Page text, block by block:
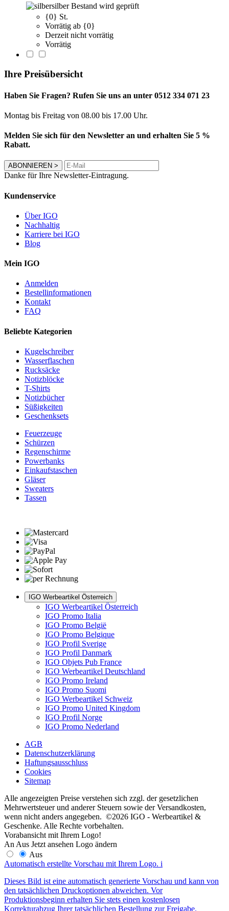
silber Bestand wird geprüft
{0} St.
Vorrätig ab {0}
Derzeit nicht vorrätig
Vorrätig
Ihre Preisübersicht
Haben Sie Fragen? Rufen Sie uns an unter 0512 334 071 23
Montag bis Freitag von 08.00 bis 17.00 Uhr.
Melden Sie sich für den Newsletter an und erhalten Sie 5 %
Rabatt.
ABONNIEREN >
Danke für Ihre Newsletter-Eintragung.
Kundenservice
Über IGO
Nachhaltig
Karriere bei IGO
Blog
Mein IGO
Anmelden
Bestellinformationen
Kontakt
FAQ
Beliebte Kategorien
Kugelschreiber
Wasserflaschen
Rucksäcke
Notizblöcke
T-Shirts
Notizbücher
Süßigkeiten
Geschenksets
Feuerzeuge
Schürzen
Regenschirme
Powerbanks
Einkaufstaschen
Gläser
Sweaters
Tassen
IGO Werbeartikel Österreich
IGO Werbeartikel Österreich
IGO Promo Italia
IGO Promo België
IGO Promo Belgique
IGO Profil Sverige
IGO Profil Danmark
IGO Objets Pub France
IGO Werbeartikel Deutschland
IGO Promo Ireland
IGO Promo Suomi
IGO Werbeartikel Schweiz
IGO Promo United Kingdom
IGO Profil Norge
IGO Promo Nederland
AGB
Datenschutzerklärung
Haftungsausschluss
Cookies
Sitemap
Alle angezeigten Preise verstehen sich zzgl. der gesetzlichen
Mehrwertsteuer und anderer Steuern sowie der Versandkosten,
wenn nicht anders angegeben. ©2026 IGO - Werbeartikel &
Geschenke. Alle Rechte vorbehalten.
Vorabansicht mit Ihrem Logo!
An Aus Jetzt ansehen Logo ändern
Aus
Automatisch erstellte Vorschau mit Ihrem Logo. i
Dieses Bild ist eine automatisch generierte Vorschau und kann von
den tatsächlichen Druckoptionen abweichen. Vor
Produktionsbeginn erhalten Sie stets einen kostenlosen
Korrekturabzug Ihrer tatsächlichen Bestellung zur Freigabe.